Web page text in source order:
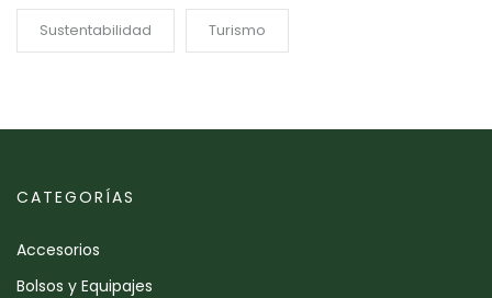
Sustentabilidad Turismo
CATEGORÍAS
Accesorios
Bolsos y Equipajes